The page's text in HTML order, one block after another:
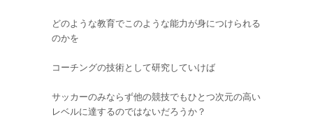
どのような教育でこのような能力が身につけられる
のかを
コーチングの技術として研究していけば
サッカーのみならず他の競技でもひとつ次元の高い
レベルに達するのではないだろうか？